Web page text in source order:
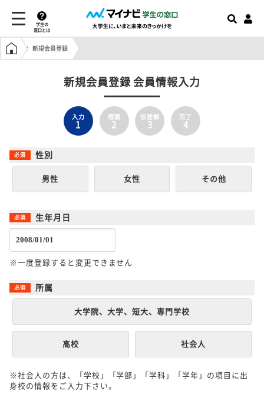
学生の
窓口とは
学生の窓口トップ
新規会員登録
新規会員登録 会員情報入力
入力
1
確認
2
仮登録
3
完了
4
性別
男性 女性 その他
生年月日
※一度登録すると変更できません
所属
大学院、大学、短大、専門学校
高校 社会人
※社会人の方は、「学校」「学部」「学科」「学年」の項目に出
身校の情報をご入力下さい。